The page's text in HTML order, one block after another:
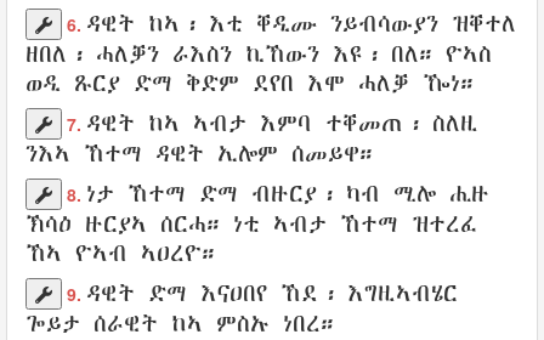
6. ዳዊት ከኣ፡ እቲ ቐዲሙ ንይብሳውያን ዝቐተለ
ዘበለ፡ ሓለቓን ራእስን ኪኸውን እዩ፡ በለ። ዮኣስ
ወዲ ጹርያ ድማ ቅድም ደየበ እሞ ሓለቓ ዀነ።
7. ዳዊት ከኣ ኣብታ እምባ ተቐመጠ ፡ ስለዚ
ንእኣ ኸተማ ዳዊት ኢሎም ሰመይዋ።
8. ነታ ኸተማ ድማ ብዙርያ ፡ ካብ ሚሎ ሒዙ
ኽሳዕ ዙርያኣ ሰርሓ። ነቲ ኣብታ ኸተማ ዝተረፈ
ኸኣ ዮኣብ ኣዐረዮ።
9. ዳዊት ድማ እናዐበየ ኸደ ፡ እግዚኣብሄር
ጐይታ ሰራዊት ከኣ ምስኡ ነበረ።